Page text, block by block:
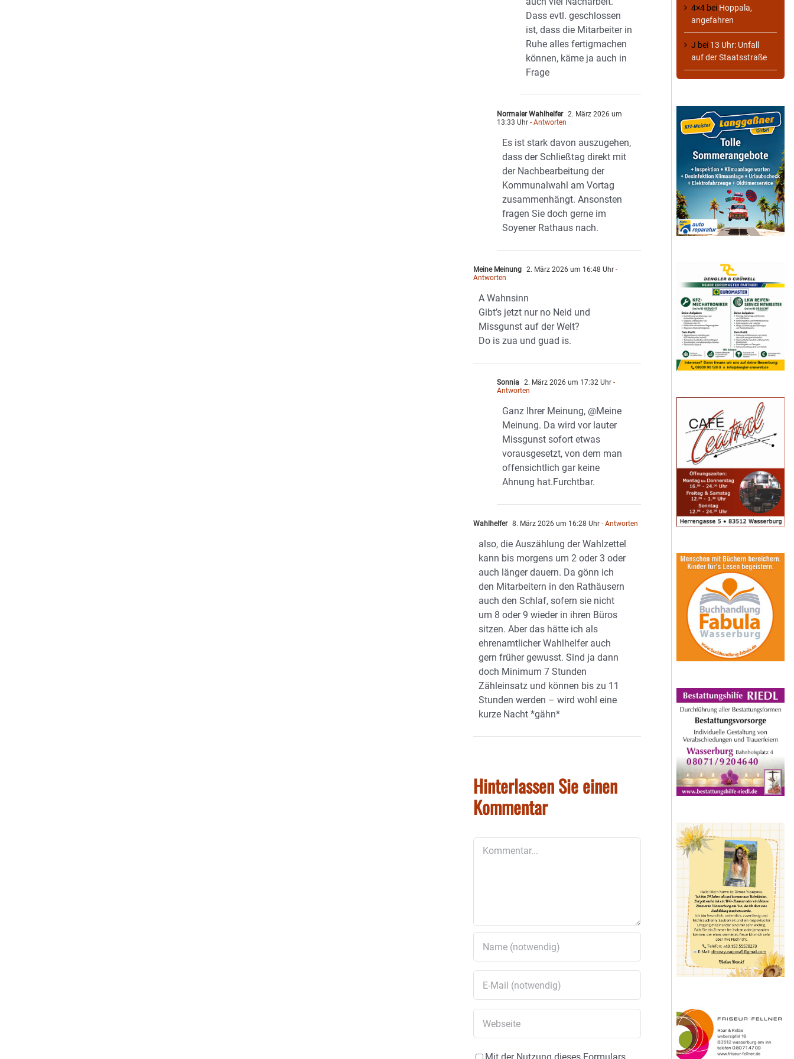
Dass evtl. geschlossen
ist, dass die Mitarbeiter in
Ruhe alles fertigmachen
können, käme ja auch in
Frage
Normaler Wahlhelfer 2. März 2026 um
13:33 Uhr - Antworten
Es ist stark davon auszugehen,
dass der Schließtag direkt mit
der Nachbearbeitung der
Kommunalwahl am Vortag
zusammenhängt. Ansonsten
fragen Sie doch gerne im
Soyener Rathaus nach.
Meine Meinung 2. März 2026 um 16:48 Uhr -
Antworten
A Wahnsinn
Gibt’s jetzt nur no Neid und
Missgunst auf der Welt?
Do is zua und guad is.
Sonnia 2. März 2026 um 17:32 Uhr -
Antworten
Ganz Ihrer Meinung, @Meine
Meinung. Da wird vor lauter
Missgunst sofort etwas
vorausgesetzt, von dem man
offensichtlich gar keine
Ahnung hat.Furchtbar.
Wahlhelfer 8. März 2026 um 16:28 Uhr - Antworten
also, die Auszählung der Wahlzettel
kann bis morgens um 2 oder 3 oder
auch länger dauern. Da gönn ich
den Mitarbeitern in den Rathäusern
auch den Schlaf, sofern sie nicht
um 8 oder 9 wieder in ihren Büros
sitzen. Aber das hätte ich als
ehrenamtlicher Wahlhelfer auch
gern früher gewusst. Sind ja dann
doch Minimum 7 Stunden
Zähleinsatz und können bis zu 11
Stunden werden – wird wohl eine
kurze Nacht *gähn*
Hinterlassen Sie einen
Kommentar
4×4 bei Hoppala,
angefahren
J bei 13 Uhr: Unfall
auf der Staatsstraße